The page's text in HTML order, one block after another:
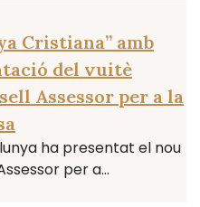
Cristiana” amb
del vuitè
Assessor per a la
ha presentat el nou
per a...